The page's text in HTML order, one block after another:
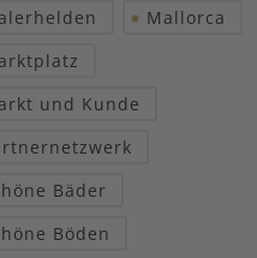
Mallorca
und Kunde
Bäder
Böden